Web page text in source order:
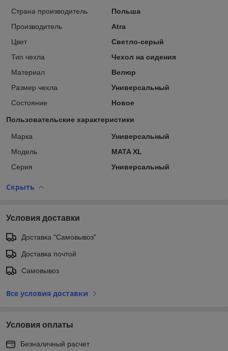
Страна производитель
Польша
Производитель
Atra
Цвет
Светло-серый
Тип чехла
Чехол на сидения
Материал
Велюр
Размер чехла
Универсальный
Состояние
Новое
Пользовательские характеристики
Марка
Универсальный
Модель
MATA XL
Серия
Универсальный
Скрыть
Условия доставки
Доставка "Самовывоз"
Доставка почтой
Самовывоз
Все условия доставки
Условия оплаты
Безналичный расчет